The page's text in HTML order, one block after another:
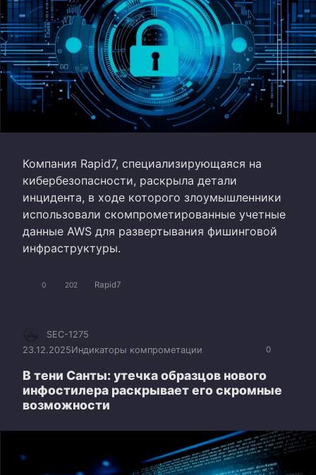
Компания Rapid7, специализирующаяся на
кибербезопасности, раскрыла детали
инцидента, в ходе которого злоумышленники
использовали скомпрометированные учетные
данные AWS для развертывания фишинговой
инфраструктуры.
0 202 Rapid7
0
SEC-1275
23.12.2025Индикаторы компрометации
В тени Санты: утечка образцов нового
инфостилера раскрывает его скромные
возможности